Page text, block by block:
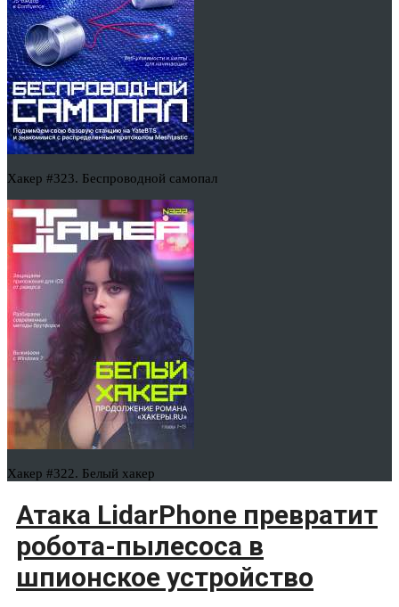
Хакер #323. Беспроводной самопал
Хакер #322. Белый хакер
Атака LidarPhone превратит
робота-пылесоса в
шпионское устройство